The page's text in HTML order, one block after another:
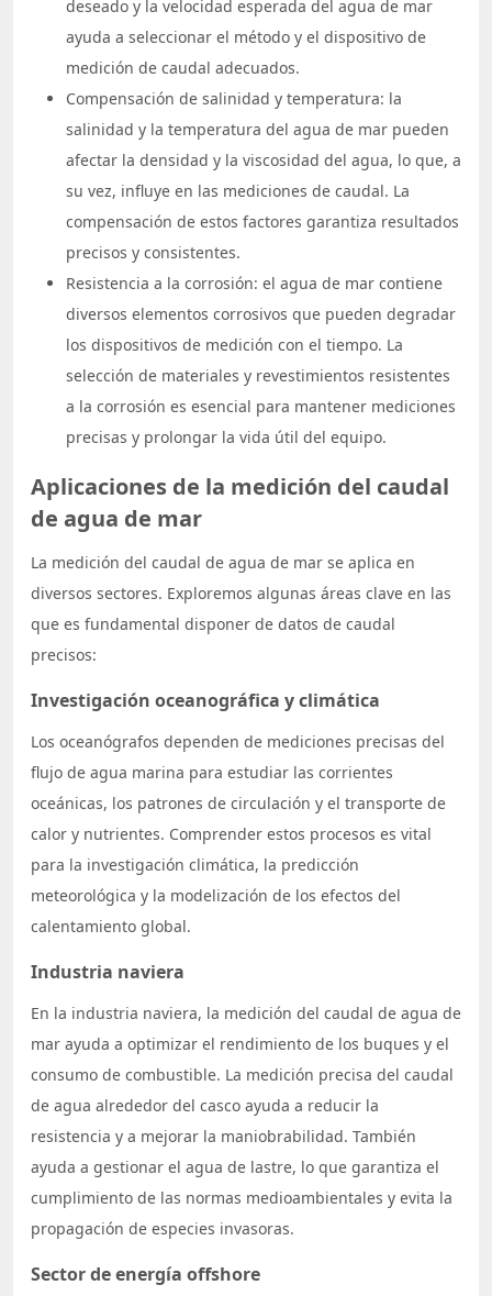
deseado y la velocidad esperada del agua de mar
ayuda a seleccionar el método y el dispositivo de
medición de caudal adecuados.
Compensación de salinidad y temperatura: la
salinidad y la temperatura del agua de mar pueden
afectar la densidad y la viscosidad del agua, lo que, a
su vez, influye en las mediciones de caudal. La
compensación de estos factores garantiza resultados
precisos y consistentes.
Resistencia a la corrosión: el agua de mar contiene
diversos elementos corrosivos que pueden degradar
los dispositivos de medición con el tiempo. La
selección de materiales y revestimientos resistentes
a la corrosión es esencial para mantener mediciones
precisas y prolongar la vida útil del equipo.
Aplicaciones de la medición del caudal
de agua de mar
La medición del caudal de agua de mar se aplica en
diversos sectores. Exploremos algunas áreas clave en las
que es fundamental disponer de datos de caudal
precisos:
Investigación oceanográfica y climática
Los oceanógrafos dependen de mediciones precisas del
flujo de agua marina para estudiar las corrientes
oceánicas, los patrones de circulación y el transporte de
calor y nutrientes. Comprender estos procesos es vital
para la investigación climática, la predicción
meteorológica y la modelización de los efectos del
calentamiento global.
Industria naviera
En la industria naviera, la medición del caudal de agua de
mar ayuda a optimizar el rendimiento de los buques y el
consumo de combustible. La medición precisa del caudal
de agua alrededor del casco ayuda a reducir la
resistencia y a mejorar la maniobrabilidad. También
ayuda a gestionar el agua de lastre, lo que garantiza el
cumplimiento de las normas medioambientales y evita la
propagación de especies invasoras.
Sector de energía offshore